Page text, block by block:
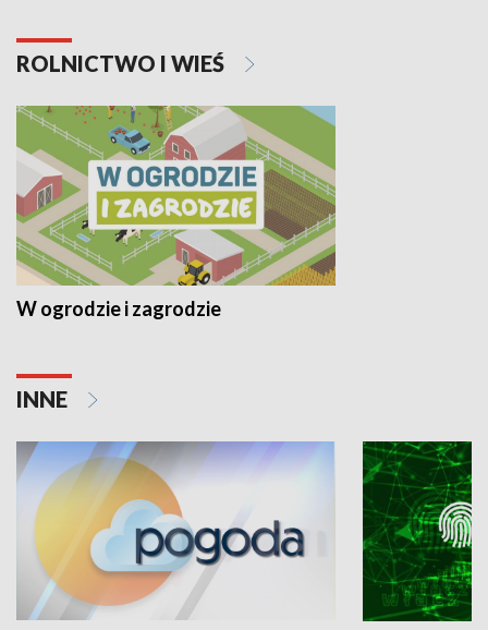
ROLNICTWO I WIEŚ
W ogrodzie i zagrodzie
INNE